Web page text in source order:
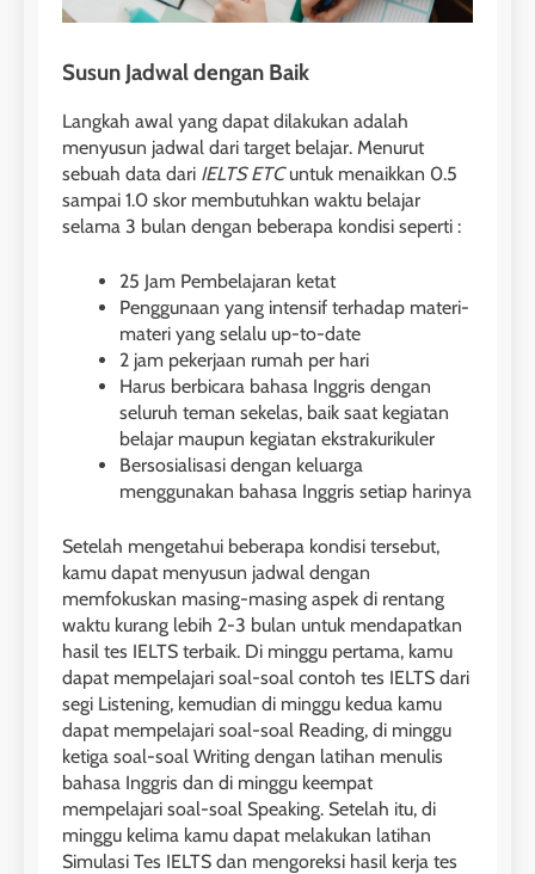
26
Nilai Peserta Kursus IELTS
Online
Susun Jadwal dengan Baik
Langkah awal yang dapat dilakukan adalah
menyusun jadwal dari target belajar. Menurut
sebuah data dari IELTS ETCuntuk menaikkan 0.5
sampai 1.0 skor membutuhkan waktu belajar
selama 3 bulan dengan beberapa kondisi seperti :
25 Jam Pembelajaran ketat
Penggunaan yang intensif terhadap materi-
materi yang selalu up-to-date
2 jam pekerjaan rumah per hari
Harus berbicara bahasa Inggris dengan
seluruh teman sekelas, baik saat kegiatan
belajar maupun kegiatan ekstrakurikuler
Bersosialisasi dengan keluarga
menggunakan bahasa Inggris setiap harinya
Setelah mengetahui beberapa kondisi tersebut,
kamu dapat menyusun jadwal dengan
memfokuskan masing-masing aspek di rentang
waktu kurang lebih 2-3 bulan untuk mendapatkan
hasil tes IELTS terbaik. Di minggu pertama, kamu
dapat mempelajari soal-soal contoh tes IELTS dari
segi Listening, kemudian di minggu kedua kamu
dapat mempelajari soal-soal Reading, di minggu
ketiga soal-soal Writing dengan latihan menulis
bahasa Inggris dan di minggu keempat
mempelajari soal-soal Speaking. Setelah itu, di
minggu kelima kamu dapat melakukan latihan
Simulasi Tes IELTS dan mengoreksi hasil kerja tes